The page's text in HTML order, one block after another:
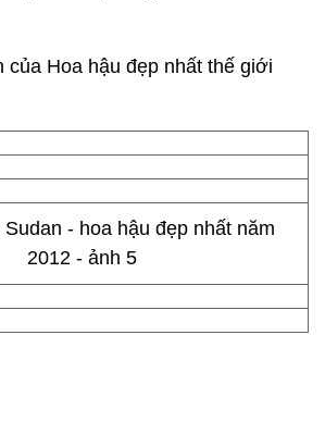
của Hoa hậu đẹp nhất thế giới